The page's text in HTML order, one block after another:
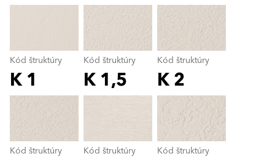
Kód štruktúry
K 1
Kód štruktúry
K 1,5
Kód štruktúry
K 2
Kód štruktúry Kód štruktúry Kód štruktúry
Kód štruktúry
color_name